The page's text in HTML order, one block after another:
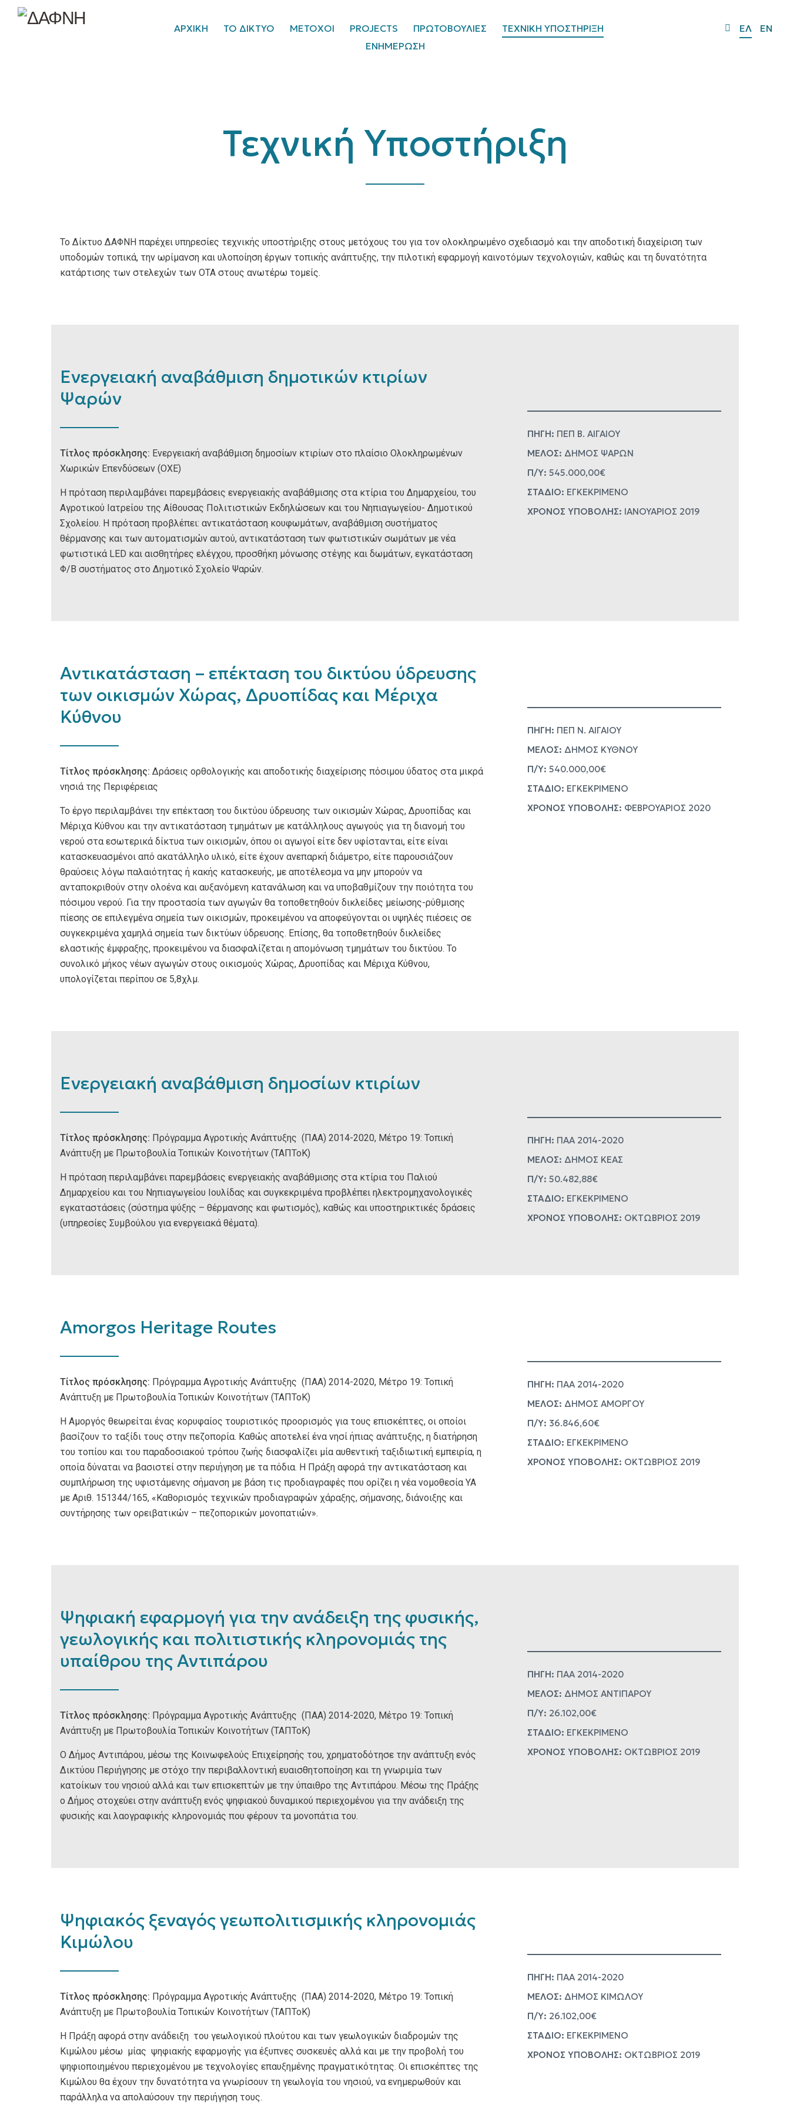
ΑΡΧΙΚΗ ΤΟ ΔΙΚΤΥΟ ΜΕΤΟΧΟΙ PROJECTS ΠΡΩΤΟΒΟΥΛΙΕΣ
ΤΕΧΝΙΚΗ ΥΠΟΣΤΗΡΙΞΗ
ΕΝΗΜΕΡΩΣΗ
ΕΛ EN
Τεχνική Υποστήριξη
Το Δίκτυο ΔΑΦΝΗ παρέχει υπηρεσίες τεχνικής υποστήριξης στους μετόχους του για τον ολοκληρωμένο σχεδιασμό και την αποδοτική διαχείριση των
υποδομών τοπικά, την ωρίμανση και υλοποίηση έργων τοπικής ανάπτυξης, την πιλοτική εφαρμογή καινοτόμων τεχνολογιών, καθώς και τη δυνατότητα
κατάρτισης των στελεχών των ΟΤΑ στους ανωτέρω τομείς.
Ενεργειακή αναβάθμιση δημοτικών κτιρίων
Ψαρών
Τίτλος πρόσκλησης: Ενεργειακή αναβάθμιση δημοσίων κτιρίων στο πλαίσιο Ολοκληρωμένων
Χωρικών Επενδύσεων (ΟΧΕ)
Η πρόταση περιλαμβάνει παρεμβάσεις ενεργειακής αναβάθμισης στα κτίρια του Δημαρχείου, του
Αγροτικού Ιατρείου της Αίθουσας Πολιτιστικών Εκδηλώσεων και του Νηπιαγωγείου- Δημοτικού
Σχολείου. Η πρόταση προβλέπει: αντικατάσταση κουφωμάτων, αναβάθμιση συστήματος
θέρμανσης και των αυτοματισμών αυτού, αντικατάσταση των φωτιστικών σωμάτων με νέα
φωτιστικά LED και αισθητήρες ελέγχου, προσθήκη μόνωσης στέγης και δωμάτων, εγκατάσταση
Φ/Β συστήματος στο Δημοτικό Σχολείο Ψαρών.
ΠΗΓΗ: ΠΕΠ Β. ΑΙΓΑΙΟΥ
ΜΕΛΟΣ: ΔΗΜΟΣ ΨΑΡΩΝ
Π/Υ: 545.000,00€
ΣΤΑΔΙΟ: ΕΓΚΕΚΡΙΜΕΝΟ
ΧΡΟΝΟΣ ΥΠΟΒΟΛΗΣ: ΙΑΝΟΥΑΡΙΟΣ 2019
Αντικατάσταση – επέκταση του δικτύου ύδρευσης
των οικισμών Χώρας, Δρυοπίδας και Μέριχα
Κύθνου
Τίτλος πρόσκλησης: Δράσεις ορθολογικής και αποδοτικής διαχείρισης πόσιμου ύδατος στα μικρά
νησιά της Περιφέρειας
Το έργο περιλαμβάνει την επέκταση του δικτύου ύδρευσης των οικισμών Χώρας, Δρυοπίδας και
Μέριχα Κύθνου και την αντικατάσταση τμημάτων με κατάλληλους αγωγούς για τη διανομή του
νερού στα εσωτερικά δίκτυα των οικισμών, όπου οι αγωγοί είτε δεν υφίστανται, είτε είναι
κατασκευασμένοι από ακατάλληλο υλικό, είτε έχουν ανεπαρκή διάμετρο, είτε παρουσιάζουν
θραύσεις λόγω παλαιότητας ή κακής κατασκευής, με αποτέλεσμα να μην μπορούν να
ανταποκριθούν στην ολοένα και αυξανόμενη κατανάλωση και να υποβαθμίζουν την ποιότητα του
πόσιμου νερού. Για την προστασία των αγωγών θα τοποθετηθούν δικλείδες μείωσης-ρύθμισης
πίεσης σε επιλεγμένα σημεία των οικισμών, προκειμένου να αποφεύγονται οι υψηλές πιέσεις σε
συγκεκριμένα χαμηλά σημεία των δικτύων ύδρευσης. Επίσης, θα τοποθετηθούν δικλείδες
ελαστικής έμφραξης, προκειμένου να διασφαλίζεται η απομόνωση τμημάτων του δικτύου. Το
συνολικό μήκος νέων αγωγών στους οικισμούς Χώρας, Δρυοπίδας και Μέριχα Κύθνου,
υπολογίζεται περίπου σε 5,8χλμ.
ΠΗΓΗ: ΠΕΠ Ν. ΑΙΓΑΙΟΥ
ΜΕΛΟΣ: ΔΗΜΟΣ ΚΥΘΝΟΥ
Π/Υ: 540.000,00€
ΣΤΑΔΙΟ: ΕΓΚΕΚΡΙΜΕΝΟ
ΧΡΟΝΟΣ ΥΠΟΒΟΛΗΣ: ΦΕΒΡΟΥΑΡΙΟΣ 2020
Ενεργειακή αναβάθμιση δημοσίων κτιρίων
Τίτλος πρόσκλησης: Πρόγραμμα Αγροτικής Ανάπτυξης (ΠΑΑ) 2014-2020, Μέτρο 19: Τοπική
Ανάπτυξη με Πρωτοβουλία Τοπικών Κοινοτήτων (ΤΑΠΤοΚ)
Η πρόταση περιλαμβάνει παρεμβάσεις ενεργειακής αναβάθμισης στα κτίρια του Παλιού
Δημαρχείου και του Νηπιαγωγείου Ιουλίδας και συγκεκριμένα προβλέπει ηλεκτρομηχανολογικές
εγκαταστάσεις (σύστημα ψύξης – θέρμανσης και φωτισμός), καθώς και υποστηρικτικές δράσεις
(υπηρεσίες Συμβούλου για ενεργειακά θέματα).
ΠΗΓΗ: ΠΑΑ 2014-2020
ΜΕΛΟΣ: ΔΗΜΟΣ ΚΕΑΣ
Π/Υ: 50.482,88€
ΣΤΑΔΙΟ: ΕΓΚΕΚΡΙΜΕΝΟ
ΧΡΟΝΟΣ ΥΠΟΒΟΛΗΣ: ΟΚΤΩΒΡΙΟΣ 2019
Amorgos Heritage Routes
Τίτλος πρόσκλησης: Πρόγραμμα Αγροτικής Ανάπτυξης (ΠΑΑ) 2014-2020, Μέτρο 19: Τοπική
Ανάπτυξη με Πρωτοβουλία Τοπικών Κοινοτήτων (ΤΑΠΤοΚ)
Η Αμοργός θεωρείται ένας κορυφαίος τουριστικός προορισμός για τους επισκέπτες, οι οποίοι
βασίζουν το ταξίδι τους στην πεζοπορία. Καθώς αποτελεί ένα νησί ήπιας ανάπτυξης, η διατήρηση
του τοπίου και του παραδοσιακού τρόπου ζωής διασφαλίζει μία αυθεντική ταξιδιωτική εμπειρία, η
οποία δύναται να βασιστεί στην περιήγηση με τα πόδια. Η Πράξη αφορά την αντικατάσταση και
συμπλήρωση της υφιστάμενης σήμανση με βάση τις προδιαγραφές που ορίζει η νέα νομοθεσία ΥΑ
με Αριθ. 151344/165, «Καθορισμός τεχνικών προδιαγραφών χάραξης, σήμανσης, διάνοιξης και
συντήρησης των ορειβατικών – πεζοπορικών μονοπατιών».
ΠΗΓΗ: ΠΑΑ 2014-2020
ΜΕΛΟΣ: ΔΗΜΟΣ ΑΜΟΡΓΟΥ
Π/Υ: 36.846,60€
ΣΤΑΔΙΟ: ΕΓΚΕΚΡΙΜΕΝΟ
ΧΡΟΝΟΣ ΥΠΟΒΟΛΗΣ: ΟΚΤΩΒΡΙΟΣ 2019
Ψηφιακή εφαρμογή για την ανάδειξη της φυσικής,
γεωλογικής και πολιτιστικής κληρονομιάς της
υπαίθρου της Αντιπάρου
Τίτλος πρόσκλησης: Πρόγραμμα Αγροτικής Ανάπτυξης (ΠΑΑ) 2014-2020, Μέτρο 19: Τοπική
Ανάπτυξη με Πρωτοβουλία Τοπικών Κοινοτήτων (ΤΑΠΤοΚ)
Ο Δήμος Αντιπάρου, μέσω της Κοινωφελούς Επιχείρησής του, χρηματοδότησε την ανάπτυξη ενός
Δικτύου Περιήγησης με στόχο την περιβαλλοντική ευαισθητοποίηση και τη γνωριμία των
κατοίκων του νησιού αλλά και των επισκεπτών με την ύπαιθρο της Αντιπάρου. Μέσω της Πράξης
ο Δήμος στοχεύει στην ανάπτυξη ενός ψηφιακού δυναμικού περιεχομένου για την ανάδειξη της
φυσικής και λαογραφικής κληρονομιάς που φέρουν τα μονοπάτια του.
ΠΗΓΗ: ΠΑΑ 2014-2020
ΜΕΛΟΣ: ΔΗΜΟΣ ΑΝΤΙΠΑΡΟΥ
Π/Υ: 26.102,00€
ΣΤΑΔΙΟ: ΕΓΚΕΚΡΙΜΕΝΟ
ΧΡΟΝΟΣ ΥΠΟΒΟΛΗΣ: ΟΚΤΩΒΡΙΟΣ 2019
Ψηφιακός ξεναγός γεωπολιτισμικής κληρονομιάς
Κιμώλου
Τίτλος πρόσκλησης: Πρόγραμμα Αγροτικής Ανάπτυξης (ΠΑΑ) 2014-2020, Μέτρο 19: Τοπική
Ανάπτυξη με Πρωτοβουλία Τοπικών Κοινοτήτων (ΤΑΠΤοΚ)
Η Πράξη αφορά στην ανάδειξη του γεωλογικού πλούτου και των γεωλογικών διαδρομών της
Κιμώλου μέσω μίας ψηφιακής εφαρμογής για έξυπνες συσκευές αλλά και με την προβολή του
ψηφιοποιημένου περιεχομένου με τεχνολογίες επαυξημένης πραγματικότητας. Οι επισκέπτες της
Κιμώλου θα έχουν την δυνατότητα να γνωρίσουν τη γεωλογία του νησιού, να ενημερωθούν και
παράλληλα να απολαύσουν την περιήγηση τους.
ΠΗΓΗ: ΠΑΑ 2014-2020
ΜΕΛΟΣ: ΔΗΜΟΣ ΚΙΜΩΛΟΥ
Π/Υ: 26.102,00€
ΣΤΑΔΙΟ: ΕΓΚΕΚΡΙΜΕΝΟ
ΧΡΟΝΟΣ ΥΠΟΒΟΛΗΣ: ΟΚΤΩΒΡΙΟΣ 2019